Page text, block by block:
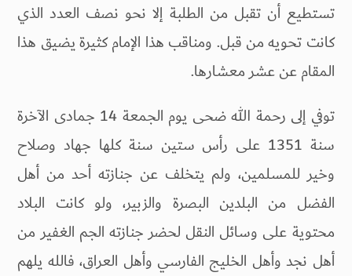
تستطيع أن تقبل من الطلبة إلا نحو نصف العدد الذي
كانت تحويه من قبل. ومناقب هذا الإمام كثيرة يضيق هذا
المقام عن عشر معشارها.
توفي إلى رحمة الله ضحى يوم الجمعة 14 جمادى الآخرة
سنة 1351 على رأس ستين سنة كلها جهاد وصلاح
وخير للمسلمين، ولم يتخلف عن جنازته أحد من أهل
الفضل من البلدين البصرة والزبير، ولو كانت البلاد
محتوية على وسائل النقل لحضر جنازته الجم الغفير من
أهل نجد وأهل الخليج الفارسي وأهل العراق، فالله يلهم